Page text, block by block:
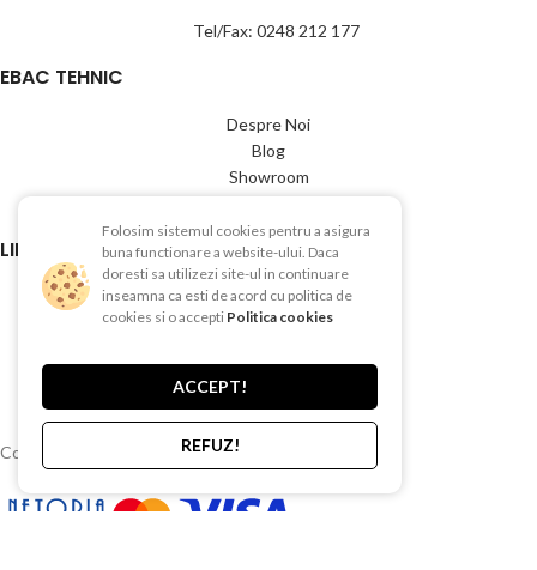
Tel/Fax: 0248 212 177
EBAC TEHNIC
Despre Noi
Blog
Showroom
LINK-URI UTILE
Termeni si conditii
Politica de Confientialitate
Copyright © 2015-2025 EBAC TEHNIC
Folosim sistemul cookies pentru a asigura
buna functionare a website-ului. Daca
doresti sa utilizezi site-ul in continuare
inseamna ca esti de acord cu politica de
cookies si o accepti Politica cookies
ACCEPT!
REFUZ!